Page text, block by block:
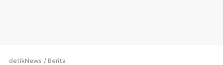
detikNews Berita